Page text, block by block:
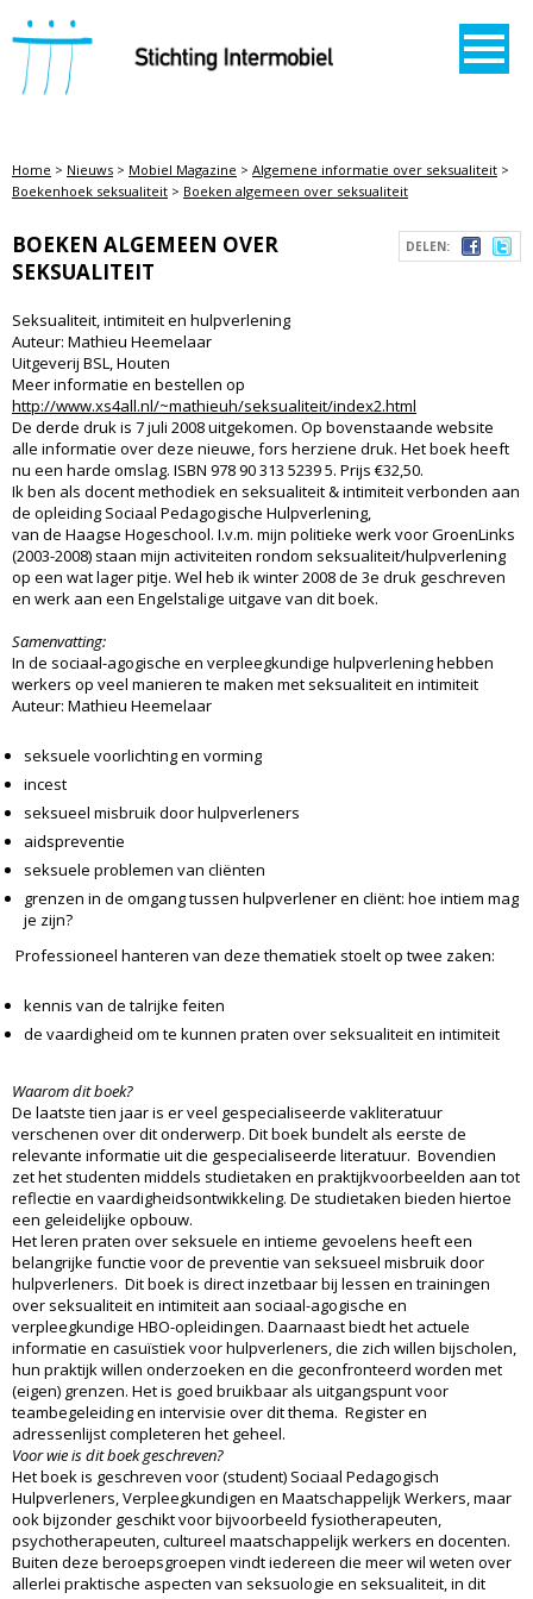
STICHTING INTERMOBIEL
Home > Nieuws > Mobiel Magazine > Algemene informatie over seksualiteit >
Boekenhoek seksualiteit > Boeken algemeen over seksualiteit
DELEN:
BOEKEN ALGEMEEN OVER
SEKSUALITEIT
Seksualiteit, intimiteit en hulpverlening
Auteur: Mathieu Heemelaar
Uitgeverij BSL, Houten
Meer informatie en bestellen op
http://www.xs4all.nl/~mathieuh/seksualiteit/index2.html
De derde druk is 7 juli 2008 uitgekomen. Op bovenstaande website
alle informatie over deze nieuwe, fors herziene druk. Het boek heeft
nu een harde omslag. ISBN 978 90 313 5239 5. Prijs €32,50.
Ik ben als docent methodiek en seksualiteit & intimiteit verbonden aan
de opleiding Sociaal Pedagogische Hulpverlening,
van de Haagse Hogeschool. I.v.m. mijn politieke werk voor GroenLinks
(2003-2008) staan mijn activiteiten rondom seksualiteit/hulpverlening
op een wat lager pitje. Wel heb ik winter 2008 de 3e druk geschreven
en werk aan een Engelstalige uitgave van dit boek.
Samenvatting:
In de sociaal-agogische en verpleegkundige hulpverlening hebben
werkers op veel manieren te maken met seksualiteit en intimiteit
Auteur: Mathieu Heemelaar
seksuele voorlichting en vorming
incest
seksueel misbruik door hulpverleners
aidspreventie
seksuele problemen van cliënten
grenzen in de omgang tussen hulpverlener en cliënt: hoe intiem mag
je zijn?
Professioneel hanteren van deze thematiek stoelt op twee zaken:
kennis van de talrijke feiten
de vaardigheid om te kunnen praten over seksualiteit en intimiteit
Waarom dit boek?
De laatste tien jaar is er veel gespecialiseerde vakliteratuur
verschenen over dit onderwerp. Dit boek bundelt als eerste de
relevante informatie uit die gespecialiseerde literatuur. Bovendien
zet het studenten middels studietaken en praktijkvoorbeelden aan tot
reflectie en vaardigheidsontwikkeling. De studietaken bieden hiertoe
een geleidelijke opbouw.
Het leren praten over seksuele en intieme gevoelens heeft een
belangrijke functie voor de preventie van seksueel misbruik door
hulpverleners. Dit boek is direct inzetbaar bij lessen en trainingen
over seksualiteit en intimiteit aan sociaal-agogische en
verpleegkundige HBO-opleidingen. Daarnaast biedt het actuele
informatie en casuïstiek voor hulpverleners, die zich willen bijscholen,
hun praktijk willen onderzoeken en die geconfronteerd worden met
(eigen) grenzen. Het is goed bruikbaar als uitgangspunt voor
teambegeleiding en intervisie over dit thema. Register en
adressenlijst completeren het geheel.
Voor wie is dit boek geschreven?
Het boek is geschreven voor (student) Sociaal Pedagogisch
Hulpverleners, Verpleegkundigen en Maatschappelijk Werkers, maar
ook bijzonder geschikt voor bijvoorbeeld fysiotherapeuten,
psychotherapeuten, cultureel maatschappelijk werkers en docenten.
Buiten deze beroepsgroepen vindt iedereen die meer wil weten over
allerlei praktische aspecten van seksuologie en seksualiteit, in dit